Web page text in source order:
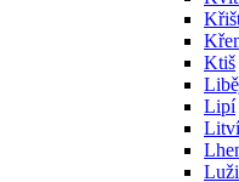
Ktiš
Lipí